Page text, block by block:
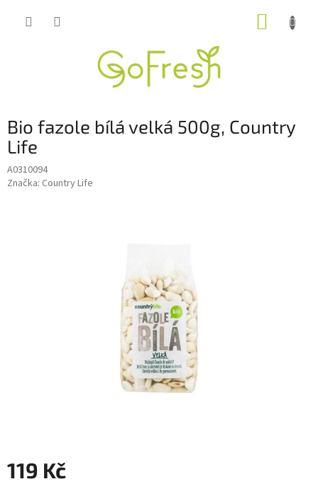
Bio fazole bílá velká 500g, Country
Life
A0310094
Značka: Country Life
119 Kč